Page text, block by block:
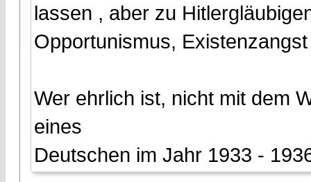
lassen , aber zu
Opportunismus,
Wer ehrlich ist, nicht mit dem
eines
Deutschen im Jahr 1933 -